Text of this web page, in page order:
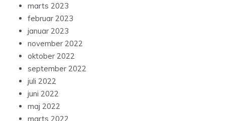
marts 2023
februar 2023
januar 2023
november 2022
oktober 2022
september 2022
juli 2022
juni 2022
maj 2022
marts 2022